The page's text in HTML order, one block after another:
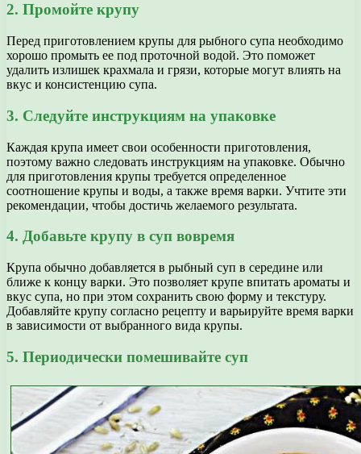
2. Промойте крупу
Перед приготовлением крупы для рыбного супа необходимо
хорошо промыть ее под проточной водой. Это поможет
удалить излишек крахмала и грязи, которые могут влиять на
вкус и консистенцию супа.
3. Следуйте инструкциям на упаковке
Каждая крупа имеет свои особенности приготовления,
поэтому важно следовать инструкциям на упаковке. Обычно
для приготовления крупы требуется определенное
соотношение крупы и воды, а также время варки. Учтите эти
рекомендации, чтобы достичь желаемого результата.
4. Добавьте крупу в суп вовремя
Крупа обычно добавляется в рыбный суп в середине или
ближе к концу варки. Это позволяет крупе впитать ароматы и
вкус супа, но при этом сохранить свою форму и текстуру.
Добавляйте крупу согласно рецепту и варьируйте время варки
в зависимости от выбранного вида крупы.
5. Периодически помешивайте суп